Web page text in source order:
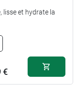
lisse et hydrate la
€